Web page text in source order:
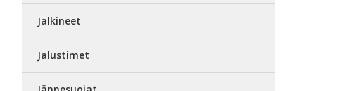
Jalkineet
Jalustimet